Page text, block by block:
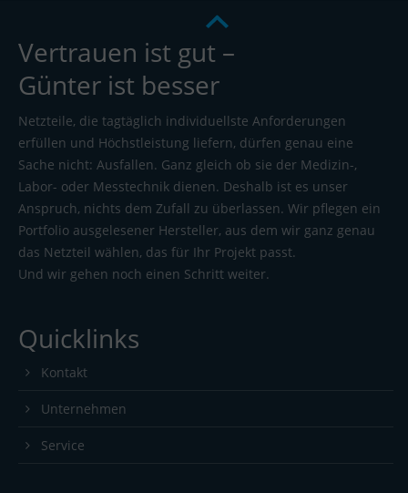
Vertrauen ist gut –
Günter ist besser
Netzteile, die tagtäglich individuellste Anforderungen
erfüllen und Höchstleistung liefern, dürfen genau eine
Sache nicht: Ausfallen. Ganz gleich ob sie der Medizin-,
Labor- oder Messtechnik dienen. Deshalb ist es unser
Anspruch, nichts dem Zufall zu überlassen. Wir pflegen ein
Portfolio ausgelesener Hersteller, aus dem wir ganz genau
das Netzteil wählen, das für Ihr Projekt passt.
Und wir gehen noch einen Schritt weiter.
Quicklinks
Kontakt
Unternehmen
Service